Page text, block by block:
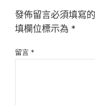
發佈留言必須填寫
填欄位標示為 *
留言 *